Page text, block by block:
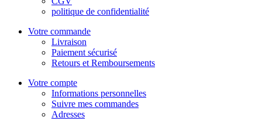
politique de confidentialité
Votre commande
Livraison
Paiement sécurisé
Retours et Remboursements
Votre compte
Informations personnelles
Suivre mes commandes
Adresses